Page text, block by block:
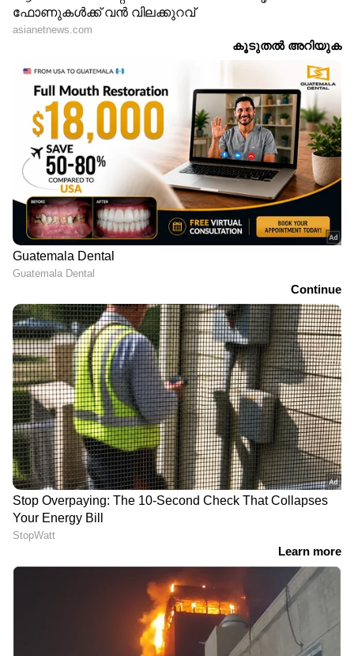
കോസ്റ്റ്യൂം: ധന്യ ബാലകൃഷ്ണൻ, മേക്കപ്പ്:
റോണക്സ് സേവ്യർ, സ്റ്റിൽസ്: അമൽ സി സദർ,
കോറിയോഗ്രാഫർ: ഷെരീഫ്, സ്റ്റണ്ട് സന്തോഷ്
മാസ്റ്റർ, ഗാനരചന: വിനായക് ശശികുമാർ,
സുഹൈൽ കോയ, ചീഫ് അസ്സോസിയേറ്റ്:
രാജേഷ് ഭാസ്കർ, വിഎഫ്എക്സ്: ത്രീഡിഎസ്,
അഡീഷണൽ സോങ്ങ്: ബി. അജനീഷ്
ലോക്‌നാഥ് , ഡിജിറ്റൽ മാർക്കറ്റിംഗ്:
ഒബ്സിക്യൂറ എൻ്റർടെയ്ൻമെൻ്റ്സ്, പി ആർ
ആൻഡ് മാർക്കറ്റിംഗ്: വൈശാഖ് സി
വടക്കേവീട്, ജിനു അനിൽകുമാർ, പിആർഒ:
ആതിര ദിൽജിത്ത്.